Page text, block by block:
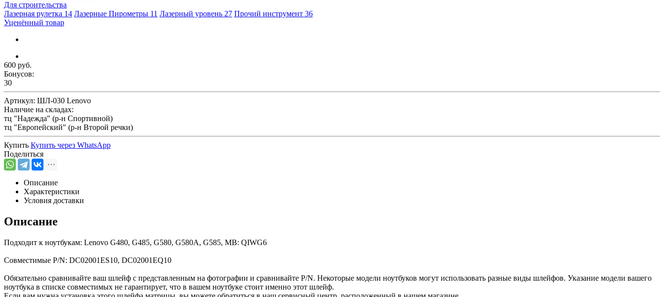
Для строительства
Лазерная рулетка 14 Лазерные Пирометры 11 Лазерный уровень 27 Прочий инструмент 36
Уценённый товар
600 руб.
Бонусов:
30
Артикул: ШЛ-030 Lenovo
Наличие на складах:
тц "Надежда" (р-н Спортивной)
тц "Европейский" (р-н Второй речки)
Купить Купить через WhatsApp
Поделиться
Описание
Характеристики
Условия доставки
Описание
Подходит к ноутбукам: Lenovo G480, G485, G580, G580A, G585, MB: QIWG6
Совместимые P/N: DC02001ES10, DC02001EQ10
Обязательно сравнивайте ваш шлейф с представленным на фотографии и сравнивайте P/N. Некоторые модели ноутбуков могут использовать разные виды шлейфов. Указание модели вашего
ноутбука в списке совместимых не гарантирует, что в вашем ноутбуке стоит именно этот шлейф.